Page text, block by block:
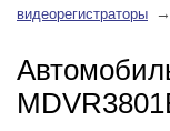
видеорегистраторы →